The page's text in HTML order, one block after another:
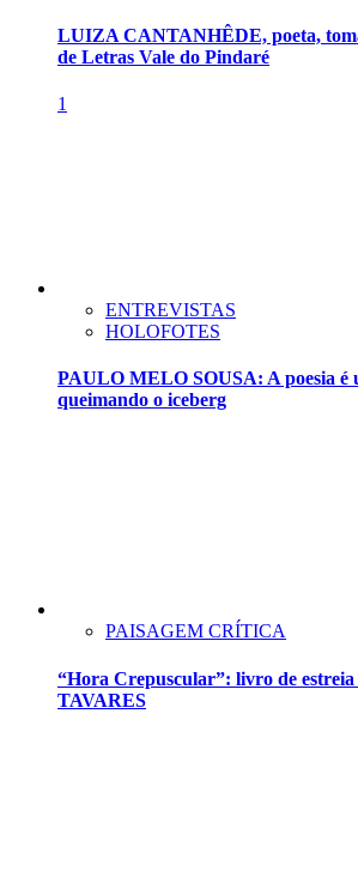
LUIZA CANTANHÊDE, poeta,
de Letras Vale do Pindaré
1
ENTREVISTAS
HOLOFOTES
PAULO MELO SOUSA: A poesia é
queimando o iceberg
PAISAGEM CRÍTICA
“Hora Crepuscular”: livro de
TAVARES